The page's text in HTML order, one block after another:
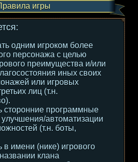
игры
одним игроком более
персонажа с целью
преимущества и/или
иных своих
или игровых
лиц (т.н.
сторонние программные
автоматизации
(т.н. боты,
в имени (нике) игрового
клана